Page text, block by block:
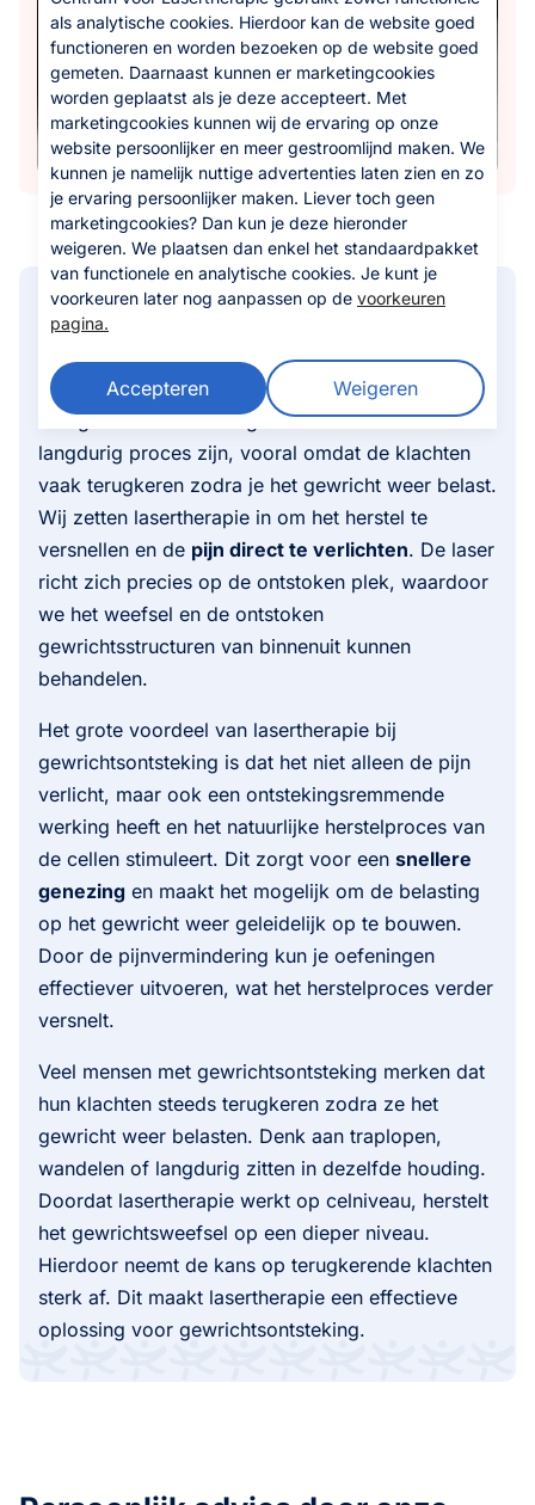
Gewrichtsontsteking
behandelen met lasertherapie
Een gewrichtsontsteking behandelen kan een
langdurig proces zijn, vooral omdat de klachten
vaak terugkeren zodra je het gewricht weer belast.
Wij zetten lasertherapie in om het herstel te
versnellen en de pijn direct te verlichten. De laser
richt zich precies op de ontstoken plek, waardoor
we het weefsel en de ontstoken
gewrichtsstructuren van binnenuit kunnen
behandelen.
Het grote voordeel van lasertherapie bij
gewrichtsontsteking is dat het niet alleen de pijn
verlicht, maar ook een ontstekingsremmende
werking heeft en het natuurlijke herstelproces van
de cellen stimuleert. Dit zorgt voor een snellere
genezing en maakt het mogelijk om de belasting
op het gewricht weer geleidelijk op te bouwen.
Door de pijnvermindering kun je oefeningen
effectiever uitvoeren, wat het herstelproces verder
versnelt.
Veel mensen met gewrichtsontsteking merken dat
hun klachten steeds terugkeren zodra ze het
gewricht weer belasten. Denk aan traplopen,
wandelen of langdurig zitten in dezelfde houding.
Doordat lasertherapie werkt op celniveau, herstelt
het gewrichtsweefsel op een dieper niveau.
Hierdoor neemt de kans op terugkerende klachten
sterk af. Dit maakt lasertherapie een effectieve
oplossing voor gewrichtsontsteking.
als analytische cookies. Hierdoor kan de website goed
functioneren en worden bezoeken op de website goed
gemeten. Daarnaast kunnen er marketingcookies
worden geplaatst als je deze accepteert. Met
marketingcookies kunnen wij de ervaring op onze
website persoonlijker en meer gestroomlijnd maken. We
kunnen je namelijk nuttige advertenties laten zien en zo
je ervaring persoonlijker maken. Liever toch geen
marketingcookies? Dan kun je deze hieronder
weigeren. We plaatsen dan enkel het standaardpakket
van functionele en analytische cookies. Je kunt je
voorkeuren later nog aanpassen op de voorkeuren
pagina.
Accepteren Weigeren